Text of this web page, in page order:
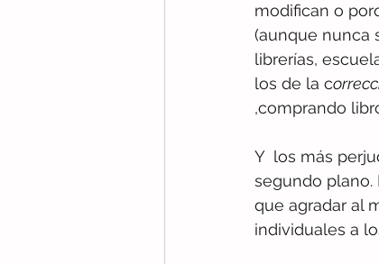
modifican o
(aunque nunca
librerías,
los de la c
,comprando
Y  los más
segundo plano.
que agradar al
individuales a